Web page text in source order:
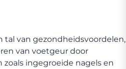
tal van gezondheidsvoordelen,
van voetgeur door
ingegroeide nagels en